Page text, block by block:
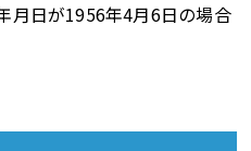
月日が1956年4月6日の場合